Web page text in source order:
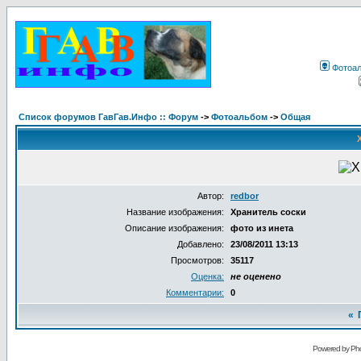
Список форумов ГавГав.Инфо :: Форум -> Фотоальбом -> Общая
Автор:
redbor
Название изображения:
Хранитель соски
Описание изображения:
фото из инета
Добавлено:
23/08/2011 13:13
Просмотров:
35117
Оценка:
не оценено
Комментарии:
0
«
Powered by